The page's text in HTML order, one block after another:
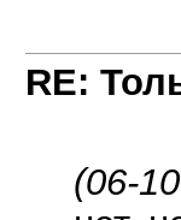
RE:
(06-